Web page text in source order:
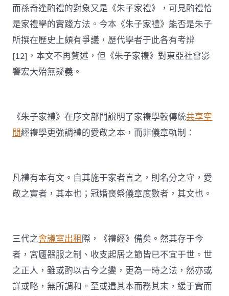
而孫奇逢酌禮的對象又是《朱子家禮》，可見酌禮恰
是家禮學的實踐方法。今本《朱子家禮》能否是朱子
所撰在歷史上頗有爭議，歷代學者于此各有考辨
[12]，本文不再贅述，但《朱子家禮》對東亞社會影
響宏大殆無疑義。
《朱子家禮》在序文部門說明了家禮學較傳統共享空
間經禮學更強調禮的愛敬之本，而非儀章軌制：
凡禮有本有文。自其施于家者言之，則名分之守，愛
敬之實者，其本也；冠婚喪祭儀章度數者，其文也。
三代之會議室出租際，《禮經》備矣。然其存于今
者，宮廬器服之制、收支起居之節皆已不宜于世。世
之正人，雖或酌以古今之變，更為一時之法，然亦或
詳或略，無所調和。至或遺其本而務其末，緩于實而